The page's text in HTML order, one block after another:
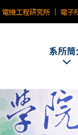
電機工程研究所 電子
系所簡